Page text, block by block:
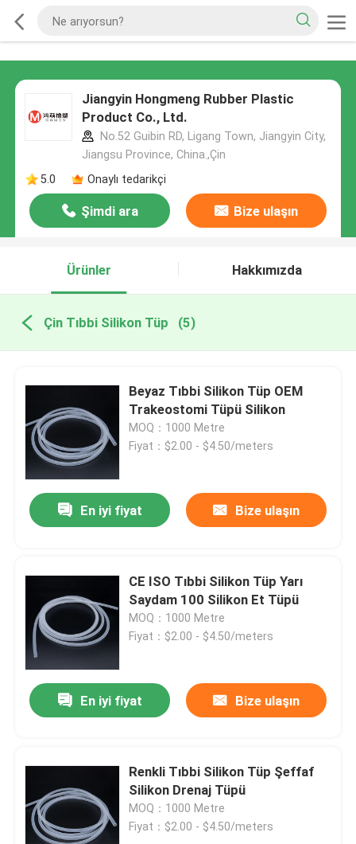
Jiangyin Hongmeng Rubber Plastic
Product Co., Ltd.
No.52 Guibin RD, Ligang Town, Jiangyin City,
Jiangsu Province, China.,Çin
5.0
Onaylı tedarikçi
Şimdi ara Bize ulaşın
Ürünler Hakkımızda
Çin Tıbbi Silikon Tüp (5)
Beyaz Tıbbi Silikon Tüp OEM
Trakeostomi Tüpü Silikon
MOQ：1000 Metre
Fiyat：$2.00 - $4.50/meters
En iyi fiyat Bize ulaşın
CE ISO Tıbbi Silikon Tüp Yarı
Saydam 100 Silikon Et Tüpü
MOQ：1000 Metre
Fiyat：$2.00 - $4.50/meters
En iyi fiyat Bize ulaşın
Renkli Tıbbi Silikon Tüp Şeffaf
Silikon Drenaj Tüpü
MOQ：1000 Metre
Fiyat：$2.00 - $4.50/meters